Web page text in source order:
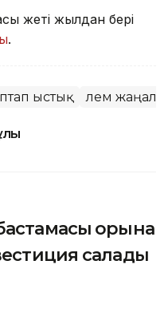
жеті жылдан бері
.
ыстық Әлем
қорына
салады